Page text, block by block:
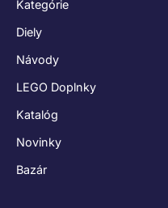
Kategórie
Diely
Návody
LEGO Doplnky
Katalóg
Novinky
Bazár